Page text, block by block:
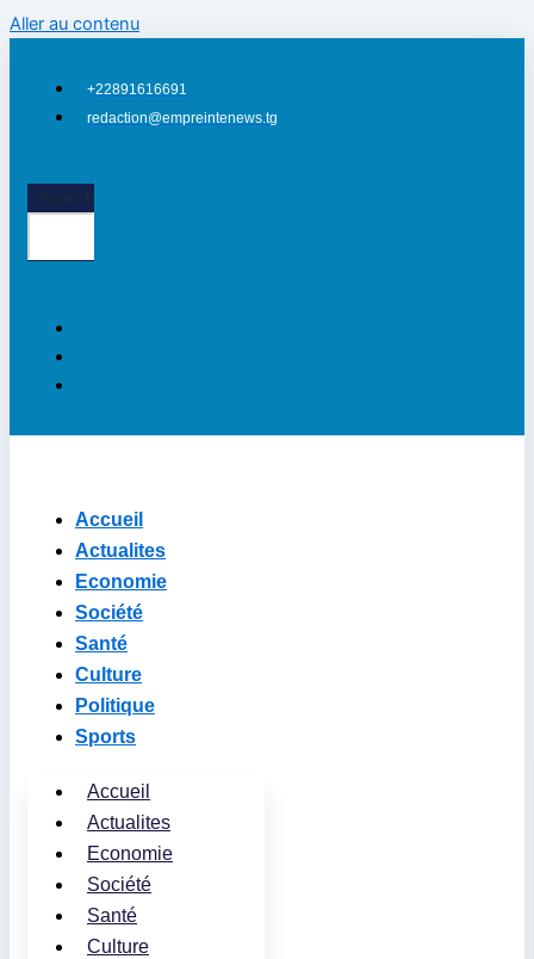
Aller au contenu
+22891616691
redaction@empreintenews.tg
Accueil
Actualites
Economie
Société
Santé
Culture
Politique
Sports
Accueil
Actualites
Economie
Société
Santé
Culture